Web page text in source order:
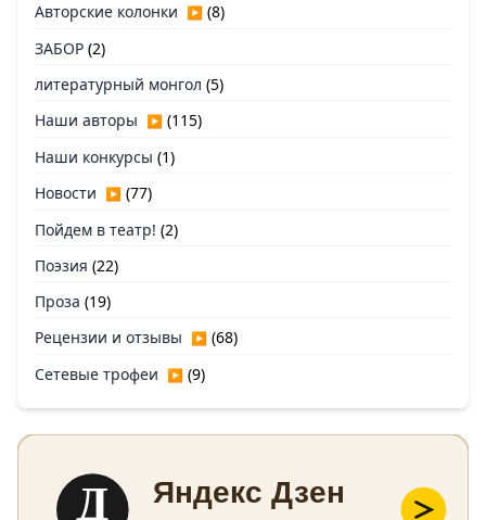
Авторские колонки ▶ (8)
ЗАБОР (2)
литературный монгол (5)
Наши авторы ▶ (115)
Наши конкурсы (1)
Новости ▶ (77)
Пойдем в театр! (2)
Поэзия (22)
Проза (19)
Рецензии и отзывы ▶ (68)
Сетевые трофеи ▶ (9)
Д Яндекс Дзен